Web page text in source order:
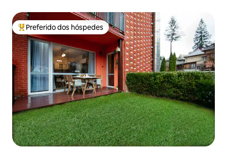
Entre os melhores preferidos dos hóspedes
Preferido dos hóspedes